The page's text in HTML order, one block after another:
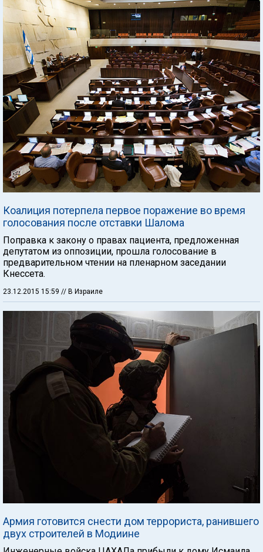
Коалиция потерпела первое поражение во время
голосования после отставки Шалома
Поправка к закону о правах пациента, предложенная
депутатом из оппозиции, прошла голосование в
предварительном чтении на пленарном заседании
Кнессета.
23.12.2015 15:59 // В Израиле
Армия готовится снести дом террориста, ранившего
двух строителей в Модиине